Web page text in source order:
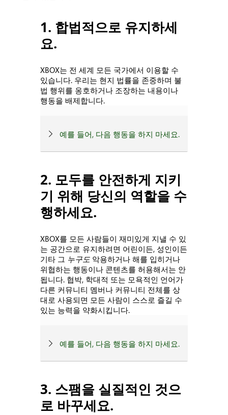
1. 합법적으로 유지하세
요.
XBOX는 전 세계 모든 국가에서 이용할 수
있습니다. 우리는 현지 법률을 존중하며 불
법 행위를 옹호하거나 조장하는 내용이나
행동을 배제합니다.
예를 들어, 다음 행동을 하지 마세요.
2. 모두를 안전하게 지키
기 위해 당신의 역할을 수
행하세요.
XBOX를 모든 사람들이 재미있게 지낼 수 있
는 공간으로 유지하려면 어린이든, 성인이든
기타 그 누구도 악용하거나 해를 입히거나
위협하는 행동이나 콘텐츠를 허용해서는 안
됩니다. 협박, 학대적 또는 모욕적인 언어가
다른 커뮤니티 멤버나 커뮤니티 전체를 상
대로 사용되면 모든 사람이 스스로 즐길 수
있는 능력을 약화시킵니다.
예를 들어, 다음 행동을 하지 마세요.
3. 스팸을 실질적인 것으
로 바꾸세요.